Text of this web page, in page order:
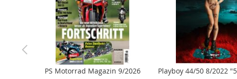
PS Motorrad Magazin 9/2026